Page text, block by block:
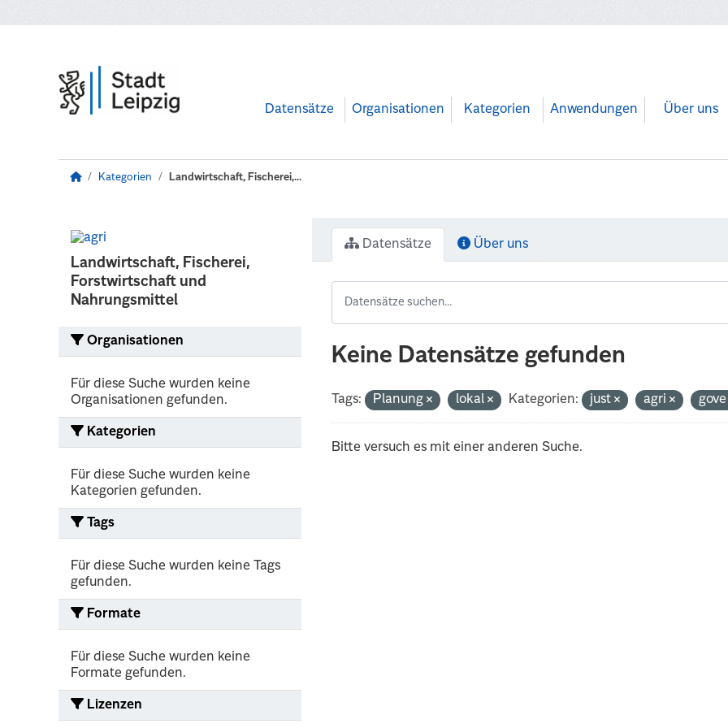
Datensätze Organisationen Kategorien Anwendungen Über uns
Kategorien Landwirtschaft, Fischerei,...
Landwirtschaft, Fischerei,
Forstwirtschaft und
Nahrungsmittel
Organisationen
Für diese Suche wurden keine
Organisationen gefunden.
Kategorien
Für diese Suche wurden keine
Kategorien gefunden.
Tags
Für diese Suche wurden keine Tags
gefunden.
Formate
Für diese Suche wurden keine
Formate gefunden.
Lizenzen
Datensätze Über uns
Keine Datensätze gefunden
Tags: Planung lokal Kategorien: just agri
Bitte versuch es mit einer anderen Suche.